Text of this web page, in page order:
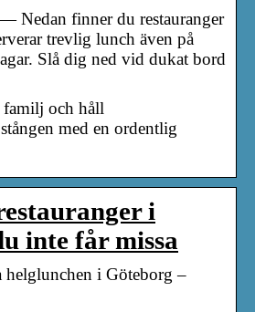
Nedan finner du restauranger
trevlig lunch även på
Slå dig ned vid dukat bord
familj och håll
med en ordentlig
i
inte får missa
helglunchen i Göteborg –